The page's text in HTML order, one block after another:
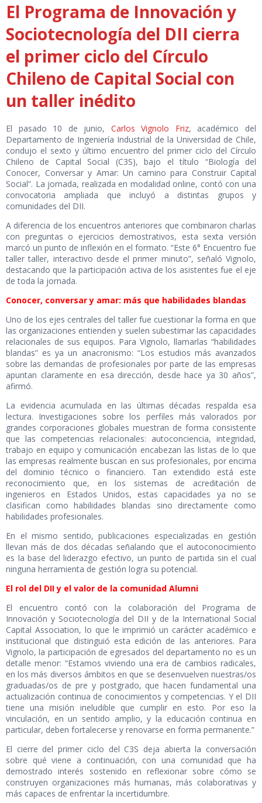
El Programa de Innovación y
Sociotecnología del DII cierra
el primer ciclo del Círculo
Chileno de Capital Social con
un taller inédito
El pasado 10 de junio, Carlos Vignolo Friz, académico del
Departamento de Ingeniería Industrial de la Universidad de Chile,
condujo el sexto y último encuentro del primer ciclo del Círculo
Chileno de Capital Social (C3S), bajo el título “Biología del
Conocer, Conversar y Amar: Un camino para Construir Capital
Social”. La jornada, realizada en modalidad online, contó con una
convocatoria ampliada que incluyó a distintas grupos y
comunidades del DII.
A diferencia de los encuentros anteriores que combinaron charlas
con preguntas o ejercicios demostrativos, esta sexta versión
marcó un punto de inflexión en el formato. “Este 6° Encuentro fue
taller taller, interactivo desde el primer minuto”, señaló Vignolo,
destacando que la participación activa de los asistentes fue el eje
de toda la jornada.
Conocer, conversar y amar: más que habilidades blandas
Uno de los ejes centrales del taller fue cuestionar la forma en que
las organizaciones entienden y suelen subestimar las capacidades
relacionales de sus equipos. Para Vignolo, llamarlas “habilidades
blandas” es ya un anacronismo: “Los estudios más avanzados
sobre las demandas de profesionales por parte de las empresas
apuntan claramente en esa dirección, desde hace ya 30 años”,
afirmó.
La evidencia acumulada en las últimas décadas respalda esa
lectura. Investigaciones sobre los perfiles más valorados por
grandes corporaciones globales muestran de forma consistente
que las competencias relacionales: autoconciencia, integridad,
trabajo en equipo y comunicación encabezan las listas de lo que
las empresas realmente buscan en sus profesionales, por encima
del dominio técnico o financiero. Tan extendido está este
reconocimiento que, en los sistemas de acreditación de
ingenieros en Estados Unidos, estas capacidades ya no se
clasifican como habilidades blandas sino directamente como
habilidades profesionales.
En el mismo sentido, publicaciones especializadas en gestión
llevan más de dos décadas señalando que el autoconocimiento
es la base del liderazgo efectivo, un punto de partida sin el cual
ninguna herramienta de gestión logra su potencial.
El rol del DII y el valor de la comunidad Alumni
El encuentro contó con la colaboración del Programa de
Innovación y Sociotecnología del DII y de la International Social
Capital Association, lo que le imprimió un carácter académico e
institucional que distinguió esta edición de las anteriores. Para
Vignolo, la participación de egresados del departamento no es un
detalle menor: “Estamos viviendo una era de cambios radicales,
en los más diversos ámbitos en que se desenvuelven nuestras/os
graduadas/os de pre y postgrado, que hacen fundamental una
actualización continua de conocimientos y competencias. Y el DII
tiene una misión ineludible que cumplir en esto. Por eso la
vinculación, en un sentido amplio, y la educación continua en
particular, deben fortalecerse y renovarse en forma permanente.”
El cierre del primer ciclo del C3S deja abierta la conversación
sobre qué viene a continuación, con una comunidad que ha
demostrado interés sostenido en reflexionar sobre cómo se
construyen organizaciones más humanas, más colaborativas y
más capaces de enfrentar la incertidumbre.